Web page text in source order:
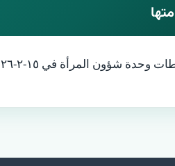
شؤون المرأة في ١٥-٢-٢٠٢٦